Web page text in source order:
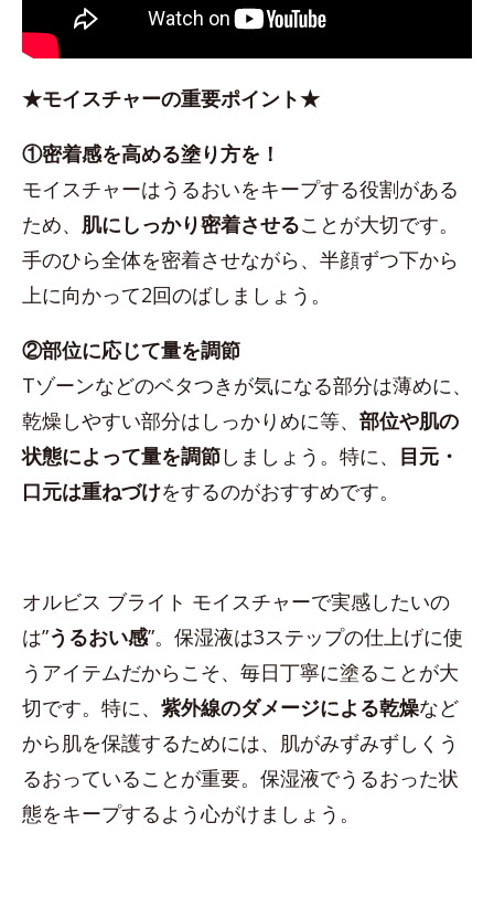
★モイスチャーの重要ポイント★
①密着感を高める塗り方を！
モイスチャーはうるおいをキープする役割がある
ため、 肌にしっかり密着させることが大切です。
手のひら全体を密着させながら、半顔ずつ下から
上に向かって2回のばしましょう。
②部位に応じて量を調節
Tゾーンなどのベタつきが気になる部分は薄めに、
乾燥しやすい部分はしっかりめに等、 部位や肌の
状態によって量を調節しましょう。特に、 目元・
口元は重ねづけをするのがおすすめです。
オルビス ブライト モイスチャーで実感したいの
は”うるおい感”。保湿液は3ステップの仕上げに使
うアイテムだからこそ、毎日丁寧に塗ることが大
切です。特に、 紫外線のダメージによる乾燥など
から肌を保護するためには、肌がみずみずしくう
るおっていることが重要。保湿液でうるおった状
態をキープするよう心がけましょう。